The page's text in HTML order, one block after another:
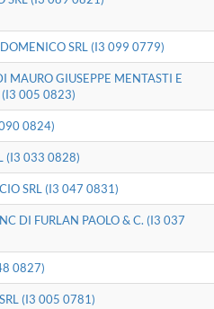
SRL (I3 099 0779)
MAURO GIUSEPPE MENTASTI E
(I3 005 0823)
0824)
(I3 033 0828)
SRL (I3 047 0831)
DI FURLAN PAOLO & C. (I3 037
0827)
(I3 005 0781)